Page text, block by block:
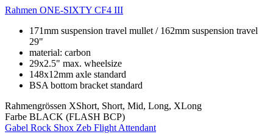
Rahmen ONE-SIXTY CF4 III
171mm suspension travel mullet / 162mm suspension travel
29"
material: carbon
29x2.5" max. wheelsize
148x12mm axle standard
BSA bottom bracket standard
Rahmengrössen XShort, Short, Mid, Long, XLong
Farbe BLACK (FLASH BCP)
Gabel Rock Shox Zeb Flight Attendant